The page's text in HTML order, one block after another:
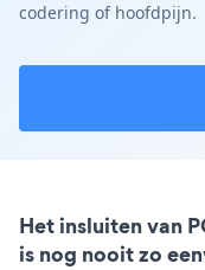
codering of hoofdpijn.
Het insluiten van
is nog nooit zo